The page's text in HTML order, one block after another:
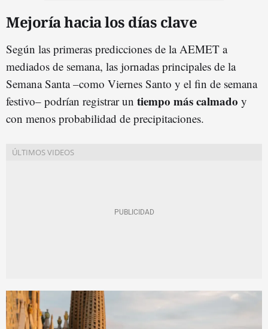
Mejoría hacia los días clave
Según las primeras predicciones de la AEMET a
mediados de semana, las jornadas principales de la
Semana Santa –como Viernes Santo y el fin de semana
festivo– podrían registrar un tiempo más calmado y
con menos probabilidad de precipitaciones.